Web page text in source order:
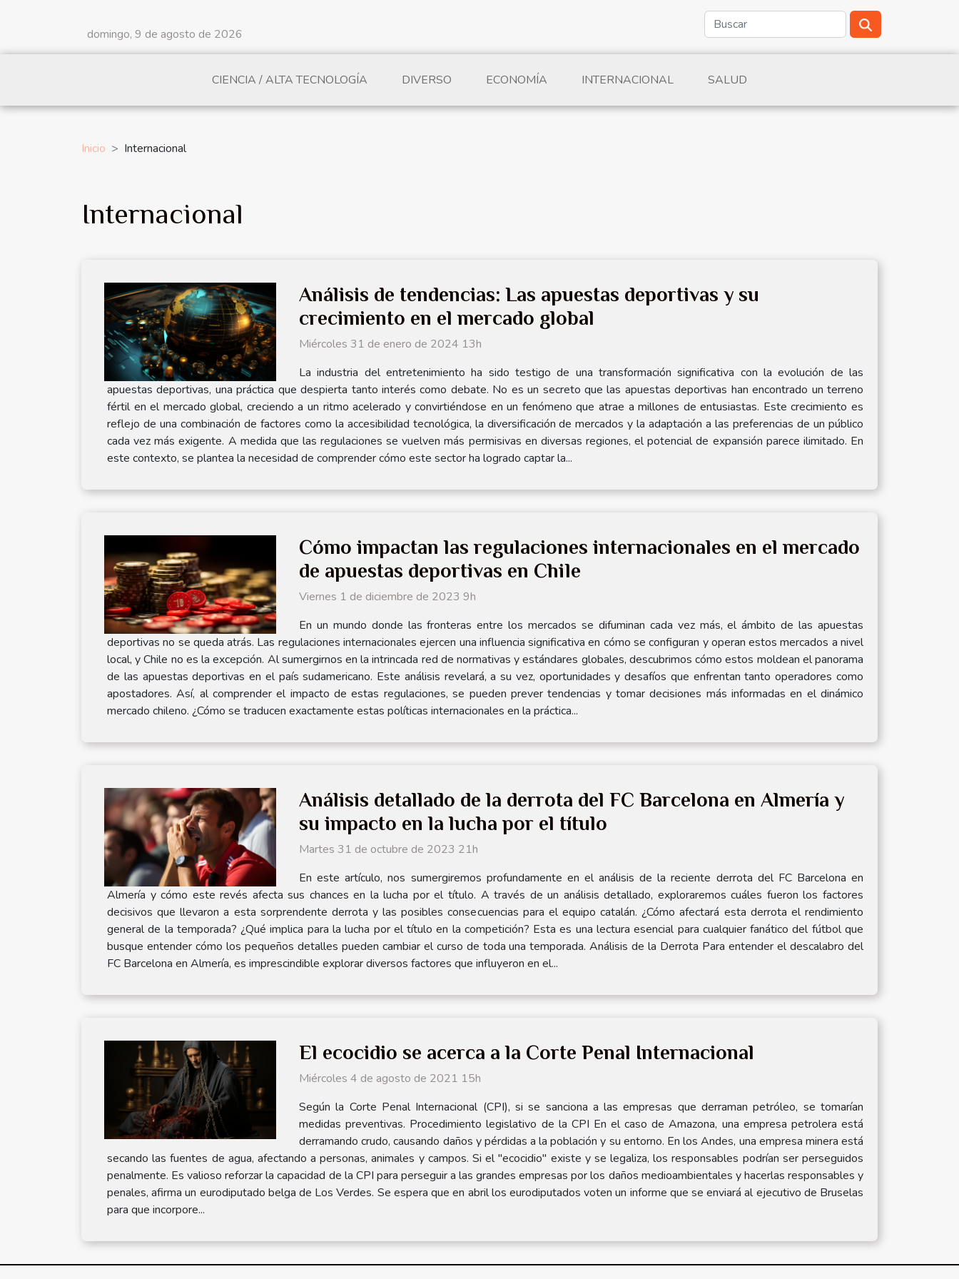
domingo, 9 de agosto de 2026
CIENCIA / ALTA TECNOLOGÍA DIVERSO ECONOMÍA INTERNACIONAL SALUD
Inicio Internacional
Internacional
Análisis de tendencias: Las apuestas deportivas y su
crecimiento en el mercado global
Miércoles 31 de enero de 2024 13h
La industria del entretenimiento ha sido testigo de una transformación significativa con la evolución de las
apuestas deportivas, una práctica que despierta tanto interés como debate. No es un secreto que las apuestas deportivas han encontrado un terreno
fértil en el mercado global, creciendo a un ritmo acelerado y convirtiéndose en un fenómeno que atrae a millones de entusiastas. Este crecimiento es
reflejo de una combinación de factores como la accesibilidad tecnológica, la diversificación de mercados y la adaptación a las preferencias de un público
cada vez más exigente. A medida que las regulaciones se vuelven más permisivas en diversas regiones, el potencial de expansión parece ilimitado. En
este contexto, se plantea la necesidad de comprender cómo este sector ha logrado captar la...
Cómo impactan las regulaciones internacionales en el mercado
de apuestas deportivas en Chile
Viernes 1 de diciembre de 2023 9h
En un mundo donde las fronteras entre los mercados se difuminan cada vez más, el ámbito de las apuestas
deportivas no se queda atrás. Las regulaciones internacionales ejercen una influencia significativa en cómo se configuran y operan estos mercados a nivel
local, y Chile no es la excepción. Al sumergirnos en la intrincada red de normativas y estándares globales, descubrimos cómo estos moldean el panorama
de las apuestas deportivas en el país sudamericano. Este análisis revelará, a su vez, oportunidades y desafíos que enfrentan tanto operadores como
apostadores. Así, al comprender el impacto de estas regulaciones, se pueden prever tendencias y tomar decisiones más informadas en el dinámico
mercado chileno. ¿Cómo se traducen exactamente estas políticas internacionales en la práctica...
Análisis detallado de la derrota del FC Barcelona en Almería y
su impacto en la lucha por el título
Martes 31 de octubre de 2023 21h
En este artículo, nos sumergiremos profundamente en el análisis de la reciente derrota del FC Barcelona en
Almería y cómo este revés afecta sus chances en la lucha por el título. A través de un análisis detallado, exploraremos cuáles fueron los factores
decisivos que llevaron a esta sorprendente derrota y las posibles consecuencias para el equipo catalán. ¿Cómo afectará esta derrota el rendimiento
general de la temporada? ¿Qué implica para la lucha por el título en la competición? Esta es una lectura esencial para cualquier fanático del fútbol que
busque entender cómo los pequeños detalles pueden cambiar el curso de toda una temporada. Análisis de la Derrota Para entender el descalabro del
FC Barcelona en Almería, es imprescindible explorar diversos factores que influyeron en el...
El ecocidio se acerca a la Corte Penal Internacional
Miércoles 4 de agosto de 2021 15h
Según la Corte Penal Internacional (CPI), si se sanciona a las empresas que derraman petróleo, se tomarían
medidas preventivas. Procedimiento legislativo de la CPI En el caso de Amazona, una empresa petrolera está
derramando crudo, causando daños y pérdidas a la población y su entorno. En los Andes, una empresa minera está
secando las fuentes de agua, afectando a personas, animales y campos. Si el "ecocidio" existe y se legaliza, los responsables podrían ser perseguidos
penalmente. Es valioso reforzar la capacidad de la CPI para perseguir a las grandes empresas por los daños medioambientales y hacerlas responsables y
penales, afirma un eurodiputado belga de Los Verdes. Se espera que en abril los eurodiputados voten un informe que se enviará al ejecutivo de Bruselas
para que incorpore...